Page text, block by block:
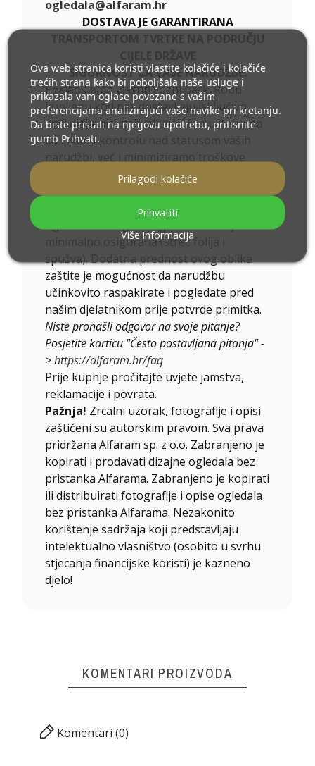
ogledala@alfaram.hr
DOSTAVA JE GARANTIRANA
SIGURNOST ZA VAŠE NARUDŽBE.
Posjedujemo vlastiti vozni park. Robu
kupljenu kod nas dostavljaju isključivo
naši djelatnici, zahvaljujući čemu ne samo
da imamo kontrolu nad statusom vaših
narudžbi, već i minimiziramo troškove
dostave. Dodatno, radeći za ekologiju,
kako bi što manje zagađivali okoliš,
transport smo prilagodili prijevozu
ogledala - iz tog razloga naša roba je
minimalno osigurana (streč folija i
spužva). Dodatna prednost ovog oblika
zaštite je mogućnost da narudžbu
učinkovito raspakirate i pogledate pred
našim djelatnikom prije potvrde primitka.
Niste pronašli odgovor na svoje pitanje?
Posjetite karticu "Često postavljana pitanja" -
>https://alfaram.hr/faq
Prije kupnje pročitajte uvjete jamstva,
reklamacije i povrata.
Pažnja! Zrcalni uzorak, fotografije i opisi
zaštićeni su autorskim pravom. Sva prava
pridržana Alfaram sp. z o.o. Zabranjeno je
kopirati i prodavati dizajne ogledala bez
pristanka Alfarama. Zabranjeno je kopirati
ili distribuirati fotografije i opise ogledala
bez pristanka Alfarama. Nezakonito
korištenje sadržaja koji predstavljaju
intelektualno vlasništvo (osobito u svrhu
stjecanja financijske koristi) je kazneno
djelo!
KOMENTARI PROIZVODA
Komentari (0)
Ova web stranica koristi vlastite kolačiće i kolačiće
trećih strana kako bi poboljšala naše usluge i
prikazala vam oglase povezane s vašim
preferencijama analizirajući vaše navike pri kretanju.
Da biste pristali na njegovu upotrebu, pritisnite
gumb Prihvati.
Više informacija
Prilagodi kolačiće
Prihvatiti